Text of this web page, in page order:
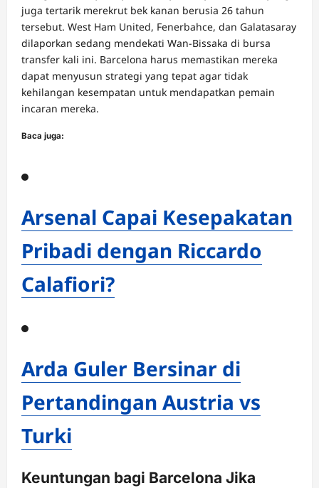
juga tertarik merekrut bek kanan berusia 26 tahun
tersebut. West Ham United, Fenerbahce, dan Galatasaray
dilaporkan sedang mendekati Wan-Bissaka di bursa
transfer kali ini. Barcelona harus memastikan mereka
dapat menyusun strategi yang tepat agar tidak
kehilangan kesempatan untuk mendapatkan pemain
incaran mereka.
Baca juga:
Arsenal Capai Kesepakatan
Pribadi dengan Riccardo
Calafiori?
Arda Guler Bersinar di
Pertandingan Austria vs
Turki
Keuntungan bagi Barcelona Jika